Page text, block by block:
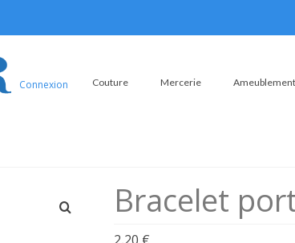
Connexion Couture Mercerie Ameublement
Bracelet